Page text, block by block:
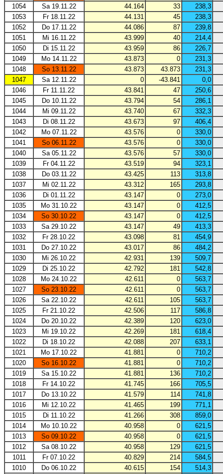
1054
Sa 19.11.22 44.164 33
238,3
1053
Fr 18.11.22 44.131 45
238,3
1052
Do 17.11.22 44.086 87
239,8
1051
Mi 16.11.22 43.999 40
214,4
1050
Di 15.11.22 43.959 86
226,7
1049
Mo 14.11.22 43.873 0
231,3
1048
So 13.11.22 43.873 43.873
231,3
1047
Sa 12.11.22 0 -43.841
0,0
1046
Fr 11.11.22 43.841 47
250,6
1045
Do 10.11.22 43.794 54
286,1
1044
Mi 09.11.22 43.740 67
332,3
1043
Di 08.11.22 43.673 97
406,4
1042
Mo 07.11.22 43.576 0
330,0
1041
So 06.11.22 43.576 0
330,0
1040
Sa 05.11.22 43.576 57
330,0
1039
Fr 04.11.22 43.519 94
323,1
1038
Do 03.11.22 43.425 113
313,8
1037
Mi 02.11.22 43.312 165
293,8
1036
Di 01.11.22 43.147 0
273,0
1035
Mo 31.10.22 43.147 0
412,5
1034
So 30.10.22 43.147 0
412,5
1033
Sa 29.10.22 43.147 49
413,3
1032
Fr 28.10.22 43.098 81
454,9
1031
Do 27.10.22 43.017 86
484,2
1030
Mi 26.10.22 42.931 139
509,7
1029
Di 25.10.22 42.792 181
542,8
1028
Mo 24.10.22 42.611 0
563,7
1027
So 23.10.22 42.611 0
563,7
1026
Sa 22.10.22 42.611 105
563,7
1025
Fr 21.10.22 42.506 117
586,8
1024
Do 20.10.22 42.389 120
623,0
1023
Mi 19.10.22 42.269 181
618,4
1022
Di 18.10.22 42.088 207
633,1
1021
Mo 17.10.22 41.881 0
710,2
1020
So 16.10.22 41.881 0
710,2
1019
Sa 15.10.22 41.881 136
710,2
1018
Fr 14.10.22 41.745 166
705,5
1017
Do 13.10.22 41.579 114
741,8
1016
Mi 12.10.22 41.465 199
771,1
1015
Di 11.10.22 41.266 308
859,0
1014
Mo 10.10.22 40.958 0
621,5
1013
So 09.10.22 40.958 0
621,5
1012
Sa 08.10.22 40.958 129
621,5
1011
Fr 07.10.22 40.829 214
584,5
1010
Do 06.10.22 40.615 154
514,3